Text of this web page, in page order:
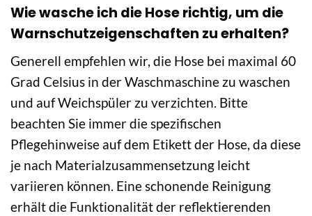
Wie wasche ich die Hose richtig, um die
Warnschutzeigenschaften zu erhalten?
Generell empfehlen wir, die Hose bei maximal 60
Grad Celsius in der Waschmaschine zu waschen
und auf Weichspüler zu verzichten. Bitte
beachten Sie immer die spezifischen
Pflegehinweise auf dem Etikett der Hose, da diese
je nach Materialzusammensetzung leicht
variieren können. Eine schonende Reinigung
erhält die Funktionalität der reflektierenden